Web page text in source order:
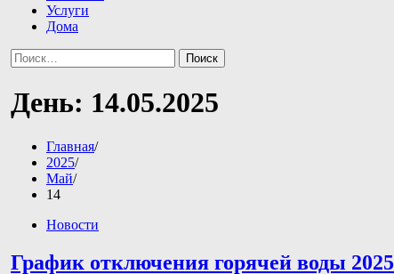
Услуги
Дома
Найти:
День: 14.05.2025
Главная
2025
Май
14
Новости
График отключения горячей воды 2025